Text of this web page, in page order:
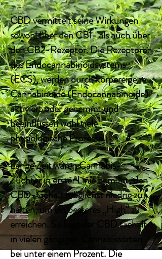
CBD vermittelt seine Wirkungen
sowohl über den CB1- als auch über
den CB2-Rezeptor. Die Rezeptoren
des Endocannabinoidsystems
(ECS), werden durch körpereigene
Cannabinoide (Endocannabinoide)
aktiviert oder gehemmt und
beeinflussen wohl viele
physiologische Prozesse.
Lange Zeit waren Cannabis-
Züchter in erster Linie bemüht, den
CBD-Gehalt möglichst niedrig zu
halten, um ein besseres „High“ zu
erreichen. So liegt der CBD Gehalt
in vielen gängigen Cannabissorten
bei unter einem Prozent. Die